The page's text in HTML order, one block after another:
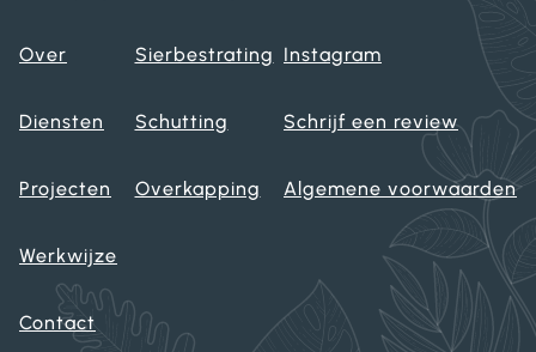
Over
Diensten
Projecten
Werkwijze
Contact
Sierbestrating
Schutting
Overkapping
Instagram
Schrijf een review
Algemene voorwaarden